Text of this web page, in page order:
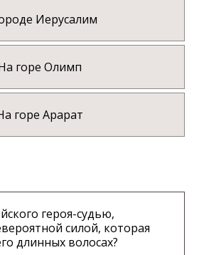
Иерусалим
горе Олимп
горе Арарат
героя-судью,
силой, которая
длинных волосах?